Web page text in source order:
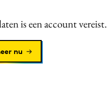
is een account vereist.
nu